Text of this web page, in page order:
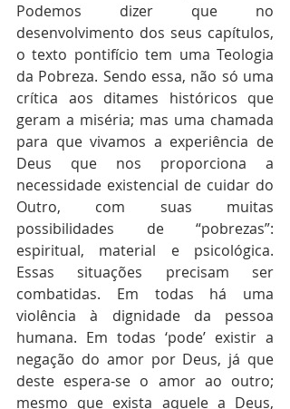
Podemos dizer que no
desenvolvimento dos seus capítulos,
o texto pontifício tem uma Teologia
da Pobreza. Sendo essa, não só uma
crítica aos ditames históricos que
geram a miséria; mas uma chamada
para que vivamos a experiência de
Deus que nos proporciona a
necessidade existencial de cuidar do
Outro, com suas muitas
possibilidades de “pobrezas”:
espiritual, material e psicológica.
Essas situações precisam ser
combatidas. Em todas há uma
violência à dignidade da pessoa
humana. Em todas ‘pode’ existir a
negação do amor por Deus, já que
deste espera-se o amor ao outro;
mesmo que exista aquele a Deus,